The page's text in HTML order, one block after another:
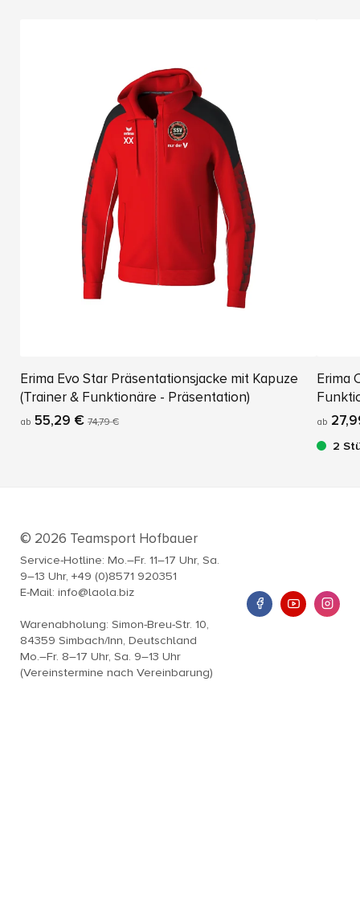
Erima Evo Star Präsentationsjacke mit Kapuze
(Trainer & Funktionäre - Präsentation)
ab 55,29 € 74,79 €
Erima
ab
2
© 2026 Teamsport Hofbauer
Service-Hotline: Mo.–Fr. 11–17 Uhr, Sa.
9–13 Uhr, +49 (0)8571 920351
E-Mail: info@laola.biz
Warenabholung: Simon-Breu-Str. 10,
84359 Simbach/Inn, Deutschland
Mo.–Fr. 8–17 Uhr, Sa. 9–13 Uhr
(Vereinstermine nach Vereinbarung)